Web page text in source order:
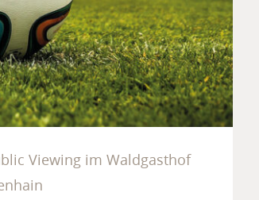
Viewing im Waldgasthof